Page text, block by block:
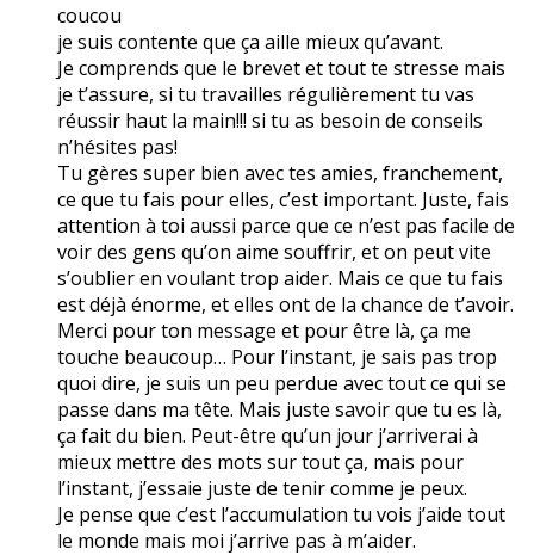
coucou
je suis contente que ça aille mieux qu’avant.
Je comprends que le brevet et tout te stresse mais
je t’assure, si tu travailles régulièrement tu vas
réussir haut la main!!! si tu as besoin de conseils
n’hésites pas!
Tu gères super bien avec tes amies, franchement,
ce que tu fais pour elles, c’est important. Juste, fais
attention à toi aussi parce que ce n’est pas facile de
voir des gens qu’on aime souffrir, et on peut vite
s’oublier en voulant trop aider. Mais ce que tu fais
est déjà énorme, et elles ont de la chance de t’avoir.
Merci pour ton message et pour être là, ça me
touche beaucoup… Pour l’instant, je sais pas trop
quoi dire, je suis un peu perdue avec tout ce qui se
passe dans ma tête. Mais juste savoir que tu es là,
ça fait du bien. Peut-être qu’un jour j’arriverai à
mieux mettre des mots sur tout ça, mais pour
l’instant, j’essaie juste de tenir comme je peux.
Je pense que c’est l’accumulation tu vois j’aide tout
le monde mais moi j’arrive pas à m’aider.